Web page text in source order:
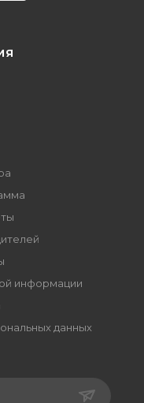
информации
данных